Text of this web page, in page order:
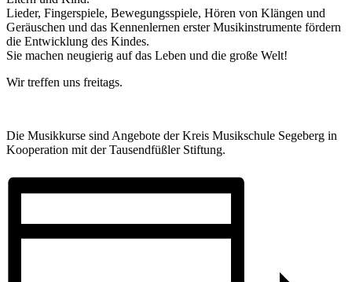
Lieder, Fingerspiele, Bewegungsspiele, Hören von Klängen und
Geräuschen und das Kennenlernen erster Musikinstrumente fördern
die Entwicklung des Kindes.
Sie machen neugierig auf das Leben und die große Welt!
Wir treffen uns freitags.
Die Musikkurse sind Angebote der Kreis Musikschule Segeberg in
Kooperation mit der Tausendfüßler Stiftung.